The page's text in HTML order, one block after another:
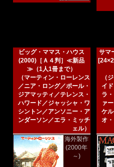
ビッグ・ママス・ハウス
(2000)［Ａ４判］≪新品
≫（1人1冊まで）
（マーティン・ローレンス
／ニア・ロング／ポール・
ジアマッティ／テレンス・
ハワード／ジャッシャ・ワ
シントン／アンソニー・ア
ンダーソン／エラ・ミッチ
ェル）
海外製作
(2000年
～)
サマ
（
イ
ラ
ァ
ケ
オ